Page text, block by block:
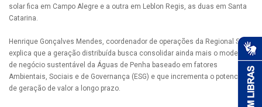
solar fica em Campo Alegre e a outra em Leblon Regis, as duas em Santa
Catarina.
Henrique Gonçalves Mendes, coordenador de operações da Regional SC,
explica que a geração distribuída busca consolidar ainda mais o modelo
de negócio sustentável da Águas de Penha baseado em fatores
Ambientais, Sociais e de Governança (ESG) e que incrementa o potencial
de geração de valor a longo prazo.